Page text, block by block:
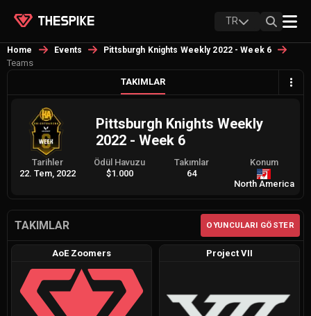
TR
Home Events Pittsburgh Knights Weekly 2022 - Week 6
Teams
TAKIMLAR
Pittsburgh Knights Weekly
2022 - Week 6
Tarihler
22. Tem, 2022
Ödül Havuzu
$1.000
Takımlar
64
Konum
North America
TAKIMLAR OYUNCULARI GÖSTER
AoE Zoomers Project VII